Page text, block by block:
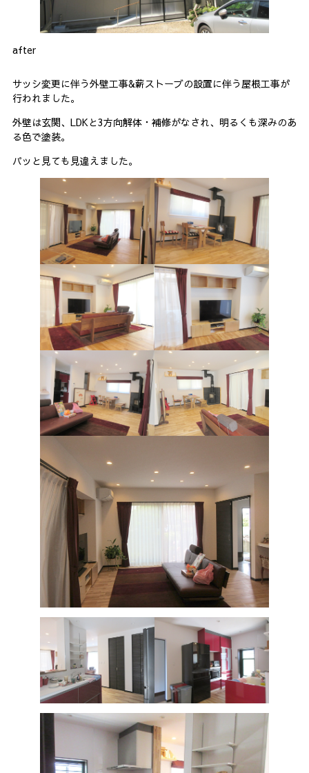
after
サッシ変更に伴う外壁工事&薪ストーブの設置に伴う屋根工事が
行われました。
外壁は玄関、LDKと3方向解体・補修がなされ、明るくも深みのあ
る色で塗装。
パッと見ても見違えました。